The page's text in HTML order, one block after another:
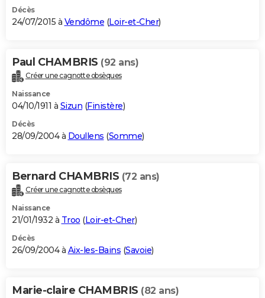
Décès
24/07/2015 à Vendôme (Loir-et-Cher)
Paul CHAMBRIS (92 ans)
Créer une cagnotte obsèques
Naissance
04/10/1911 à Sizun (Finistère)
Décès
28/09/2004 à Doullens (Somme)
Bernard CHAMBRIS (72 ans)
Créer une cagnotte obsèques
Naissance
21/01/1932 à Troo (Loir-et-Cher)
Décès
26/09/2004 à Aix-les-Bains (Savoie)
Marie-claire CHAMBRIS (82 ans)